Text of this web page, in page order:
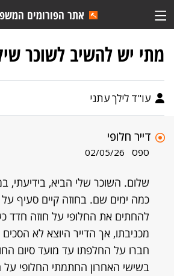
אתר הפורומים
מתי יש להשיב לשוכר
עו"ד לילך עתני
דייר חלופי
ספס 02/05/26
שלום. השוכר שלי הביא, בידיעתי,
כמה ימים שם. בחוזה קיים סעיף על
להחתים את החלופי על חוזה חדד
מכניבתו, אך הדייר היוצא לא
חברו על החלפתו עד מועד סיום
בשישי האחרון החתמתי החלופי